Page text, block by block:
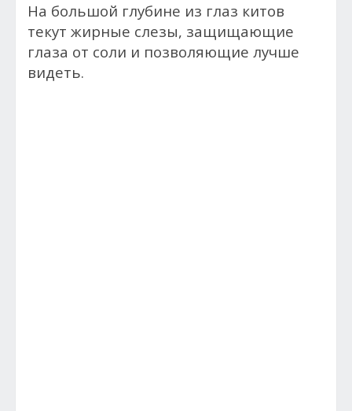
На большой глубине из глаз китов
текут жирные слезы, защищающие
глаза от соли и позволяющие лучше
видеть.